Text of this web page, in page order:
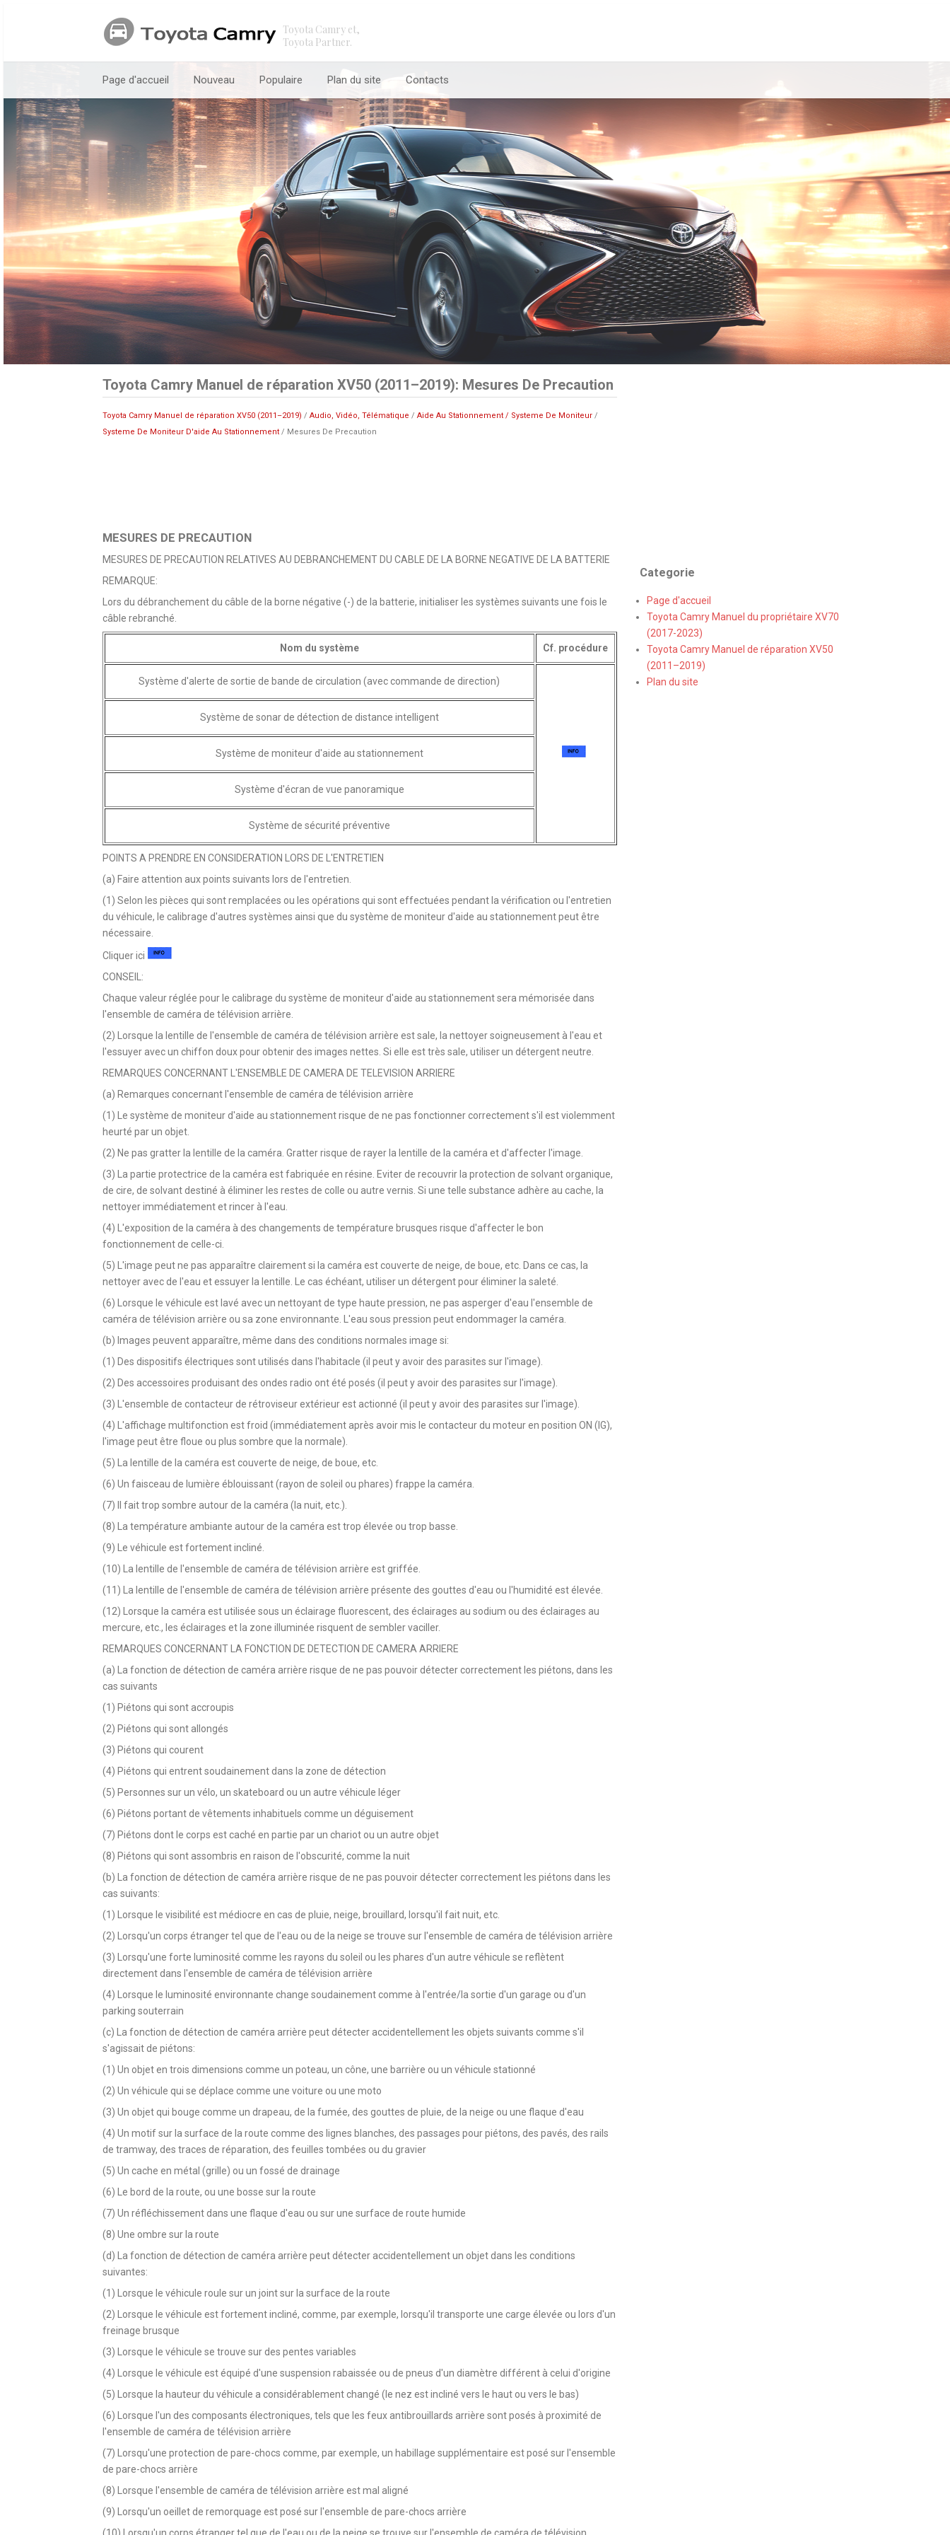
Toyota Camry et,
Toyota Partner.
Page d'accueil Nouveau Populaire Plan du site Contacts
Toyota Camry Manuel de réparation XV50 (2011–2019): Mesures De Precaution
Toyota Camry Manuel de réparation XV50 (2011–2019) / Audio, Vidéo, Télématique / Aide Au Stationnement / Systeme De Moniteur/
Systeme De Moniteur D'aide Au Stationnement/ Mesures De Precaution
MESURES DE PRECAUTION
MESURES DE PRECAUTION RELATIVES AU DEBRANCHEMENT DU CABLE DE LA BORNE NEGATIVE DE LA BATTERIE
REMARQUE:
Lors du débranchement du câble de la borne négative (-) de la batterie, initialiser les systèmes suivants une fois le
câble rebranché.
Nom du système Cf. procédure
Système d'alerte de sortie de bande de circulation (avec commande de direction)
Système de sonar de détection de distance intelligent
Système de moniteur d'aide au stationnement
Système d'écran de vue panoramique
Système de sécurité préventive
POINTS A PRENDRE EN CONSIDERATION LORS DE L'ENTRETIEN
(a) Faire attention aux points suivants lors de l'entretien.
(1) Selon les pièces qui sont remplacées ou les opérations qui sont effectuées pendant la vérification ou l'entretien
du véhicule, le calibrage d'autres systèmes ainsi que du système de moniteur d'aide au stationnement peut être
nécessaire.
Cliquer ici
CONSEIL:
Chaque valeur réglée pour le calibrage du système de moniteur d'aide au stationnement sera mémorisée dans
l'ensemble de caméra de télévision arrière.
(2) Lorsque la lentille de l'ensemble de caméra de télévision arrière est sale, la nettoyer soigneusement à l'eau et
l'essuyer avec un chiffon doux pour obtenir des images nettes. Si elle est très sale, utiliser un détergent neutre.
REMARQUES CONCERNANT L'ENSEMBLE DE CAMERA DE TELEVISION ARRIERE
(a) Remarques concernant l'ensemble de caméra de télévision arrière
(1) Le système de moniteur d'aide au stationnement risque de ne pas fonctionner correctement s'il est violemment
heurté par un objet.
(2) Ne pas gratter la lentille de la caméra. Gratter risque de rayer la lentille de la caméra et d'affecter l'image.
(3) La partie protectrice de la caméra est fabriquée en résine. Eviter de recouvrir la protection de solvant organique,
de cire, de solvant destiné à éliminer les restes de colle ou autre vernis. Si une telle substance adhère au cache, la
nettoyer immédiatement et rincer à l'eau.
(4) L'exposition de la caméra à des changements de température brusques risque d'affecter le bon
fonctionnement de celle-ci.
(5) L'image peut ne pas apparaître clairement si la caméra est couverte de neige, de boue, etc. Dans ce cas, la
nettoyer avec de l'eau et essuyer la lentille. Le cas échéant, utiliser un détergent pour éliminer la saleté.
(6) Lorsque le véhicule est lavé avec un nettoyant de type haute pression, ne pas asperger d'eau l'ensemble de
caméra de télévision arrière ou sa zone environnante. L'eau sous pression peut endommager la caméra.
(b) Images peuvent apparaître, même dans des conditions normales image si:
(1) Des dispositifs électriques sont utilisés dans l'habitacle (il peut y avoir des parasites sur l'image).
(2) Des accessoires produisant des ondes radio ont été posés (il peut y avoir des parasites sur l'image).
(3) L'ensemble de contacteur de rétroviseur extérieur est actionné (il peut y avoir des parasites sur l'image).
(4) L'affichage multifonction est froid (immédiatement après avoir mis le contacteur du moteur en position ON (IG),
l'image peut être floue ou plus sombre que la normale).
(5) La lentille de la caméra est couverte de neige, de boue, etc.
(6) Un faisceau de lumière éblouissant (rayon de soleil ou phares) frappe la caméra.
(7) Il fait trop sombre autour de la caméra (la nuit, etc.).
(8) La température ambiante autour de la caméra est trop élevée ou trop basse.
(9) Le véhicule est fortement incliné.
(10) La lentille de l'ensemble de caméra de télévision arrière est griffée.
(11) La lentille de l'ensemble de caméra de télévision arrière présente des gouttes d'eau ou l'humidité est élevée.
(12) Lorsque la caméra est utilisée sous un éclairage fluorescent, des éclairages au sodium ou des éclairages au
mercure, etc., les éclairages et la zone illuminée risquent de sembler vaciller.
REMARQUES CONCERNANT LA FONCTION DE DETECTION DE CAMERA ARRIERE
(a) La fonction de détection de caméra arrière risque de ne pas pouvoir détecter correctement les piétons, dans les
cas suivants
(1) Piétons qui sont accroupis
(2) Piétons qui sont allongés
(3) Piétons qui courent
(4) Piétons qui entrent soudainement dans la zone de détection
(5) Personnes sur un vélo, un skateboard ou un autre véhicule léger
(6) Piétons portant de vêtements inhabituels comme un déguisement
(7) Piétons dont le corps est caché en partie par un chariot ou un autre objet
(8) Piétons qui sont assombris en raison de l'obscurité, comme la nuit
(b) La fonction de détection de caméra arrière risque de ne pas pouvoir détecter correctement les piétons dans les
cas suivants:
(1) Lorsque le visibilité est médiocre en cas de pluie, neige, brouillard, lorsqu'il fait nuit, etc.
(2) Lorsqu'un corps étranger tel que de l'eau ou de la neige se trouve sur l'ensemble de caméra de télévision arrière
(3) Lorsqu'une forte luminosité comme les rayons du soleil ou les phares d'un autre véhicule se reflètent
directement dans l'ensemble de caméra de télévision arrière
(4) Lorsque le luminosité environnante change soudainement comme à l'entrée/la sortie d'un garage ou d'un
parking souterrain
(c) La fonction de détection de caméra arrière peut détecter accidentellement les objets suivants comme s'il
s'agissait de piétons:
(1) Un objet en trois dimensions comme un poteau, un cône, une barrière ou un véhicule stationné
(2) Un véhicule qui se déplace comme une voiture ou une moto
(3) Un objet qui bouge comme un drapeau, de la fumée, des gouttes de pluie, de la neige ou une flaque d'eau
(4) Un motif sur la surface de la route comme des lignes blanches, des passages pour piétons, des pavés, des rails
de tramway, des traces de réparation, des feuilles tombées ou du gravier
(5) Un cache en métal (grille) ou un fossé de drainage
(6) Le bord de la route, ou une bosse sur la route
(7) Un réfléchissement dans une flaque d'eau ou sur une surface de route humide
(8) Une ombre sur la route
(d) La fonction de détection de caméra arrière peut détecter accidentellement un objet dans les conditions
suivantes:
(1) Lorsque le véhicule roule sur un joint sur la surface de la route
(2) Lorsque le véhicule est fortement incliné, comme, par exemple, lorsqu'il transporte une carge élevée ou lors d'un
freinage brusque
(3) Lorsque le véhicule se trouve sur des pentes variables
(4) Lorsque le véhicule est équipé d'une suspension rabaissée ou de pneus d'un diamètre différent à celui d'origine
(5) Lorsque la hauteur du véhicule a considérablement changé (le nez est incliné vers le haut ou vers le bas)
(6) Lorsque l'un des composants électroniques, tels que les feux antibrouillards arrière sont posés à proximité de
l'ensemble de caméra de télévision arrière
(7) Lorsqu'une protection de pare-chocs comme, par exemple, un habillage supplémentaire est posé sur l'ensemble
de pare-chocs arrière
(8) Lorsque l'ensemble de caméra de télévision arrière est mal aligné
(9) Lorsqu'un oeillet de remorquage est posé sur l'ensemble de pare-chocs arrière
(10) Lorsqu'un corps étranger tel que de l'eau ou de la neige se trouve sur l'ensemble de caméra de télévision
Categorie
Page d'accueil
Toyota Camry Manuel du propriétaire XV70
(2017-2023)
Toyota Camry Manuel de réparation XV50
(2011–2019)
Plan du site